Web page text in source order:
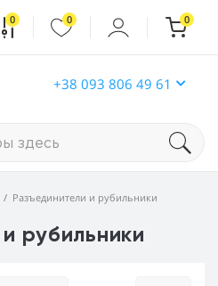
+38 093 806 49 61
0 0 0
Разъединители и рубильники
рубильники